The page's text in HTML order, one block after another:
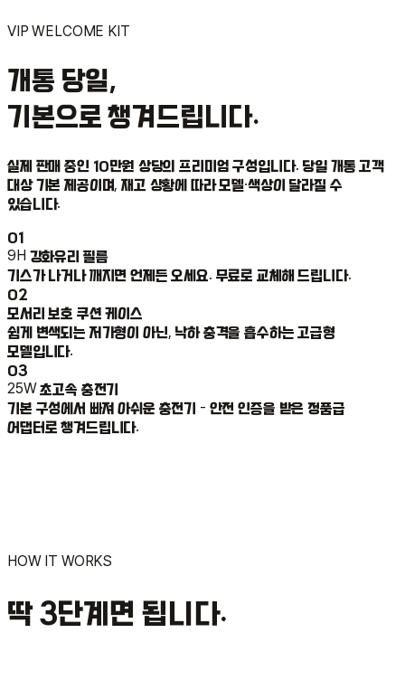
VIP WELCOME KIT
개통 당일,
기본으로 챙겨드립니다.
실제 판매 중인 10만원 상당의 프리미엄 구성입니다. 당일 개통 고객
대상 기본 제공이며, 재고 상황에 따라 모델·색상이 달라질 수
있습니다.
01
9H 강화유리 필름
기스가 나거나 깨지면 언제든 오세요. 무료로 교체해 드립니다.
02
모서리 보호 쿠션 케이스
쉽게 변색되는 저가형이 아닌, 낙하 충격을 흡수하는 고급형
모델입니다.
03
25W초고속 충전기
기본 구성에서 빠져 아쉬운 충전기 - 안전 인증을 받은 정품급
어댑터로 챙겨드립니다.
HOW IT WORKS
딱 3단계면 됩니다.